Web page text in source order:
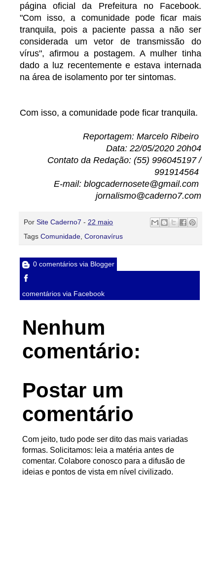
página oficial da Prefeitura no Facebook.
"Com isso, a comunidade pode ficar mais
tranquila, pois a paciente passa a não ser
considerada um vetor de transmissão do
vírus", afirmou a postagem. A mulher tinha
dado a luz recentemente e estava internada
na área de isolamento por ter sintomas.
Com isso, a comunidade pode ficar tranquila.
Reportagem: Marcelo Ribeiro
Data: 22/05/2020 20h04
Contato da Redação: (55) 996045197 /
991914564
E-mail: blogcadernosete@gmail.com
jornalismo@caderno7.com
Por Site Caderno7 - 22 maio
Tags Comunidade, Coronavírus
0 comentários via Blogger
comentários via Facebook
Nenhum
comentário:
Postar um
comentário
Com jeito, tudo pode ser dito das mais variadas
formas. Solicitamos: leia a matéria antes de
comentar. Colabore conosco para a difusão de
ideias e pontos de vista em nível civilizado.